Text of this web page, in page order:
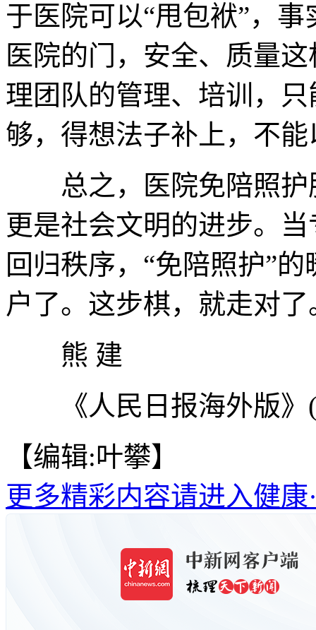
于医院可以“甩包袱”，
医院的门，安全、质量
理团队的管理、培训，
够，得想法子补上，不
总之，医院免陪照护
更是社会文明的进步。
回归秩序，“免陪照护”
户了。这步棋，就走对了
熊 建
《人民日报海外版》
【编辑:叶攀】
更多精彩内容请进入健康